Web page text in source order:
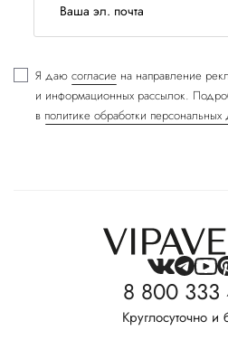
Я даю согласие на направление
и информационных рассылок.
в политике обработки персональных
8 800
Круглосуточно и